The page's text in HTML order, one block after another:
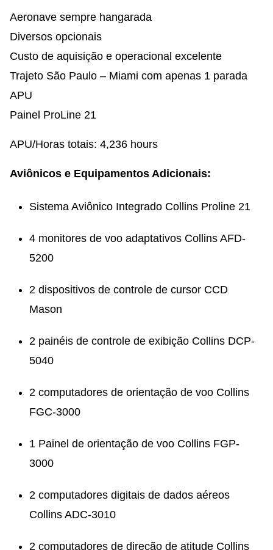
Aeronave sempre hangarada
Diversos opcionais
Custo de aquisição e operacional excelente
Trajeto São Paulo – Miami com apenas 1 parada
APU
Painel ProLine 21
APU/Horas totais: 4,236 hours
Aviônicos e Equipamentos Adicionais:
Sistema Aviônico Integrado Collins Proline 21
4 monitores de voo adaptativos Collins AFD-
5200
2 dispositivos de controle de cursor CCD
Mason
2 painéis de controle de exibição Collins DCP-
5040
2 computadores de orientação de voo Collins
FGC-3000
1 Painel de orientação de voo Collins FGP-
3000
2 computadores digitais de dados aéreos
Collins ADC-3010
2 computadores de direção de atitude Collins